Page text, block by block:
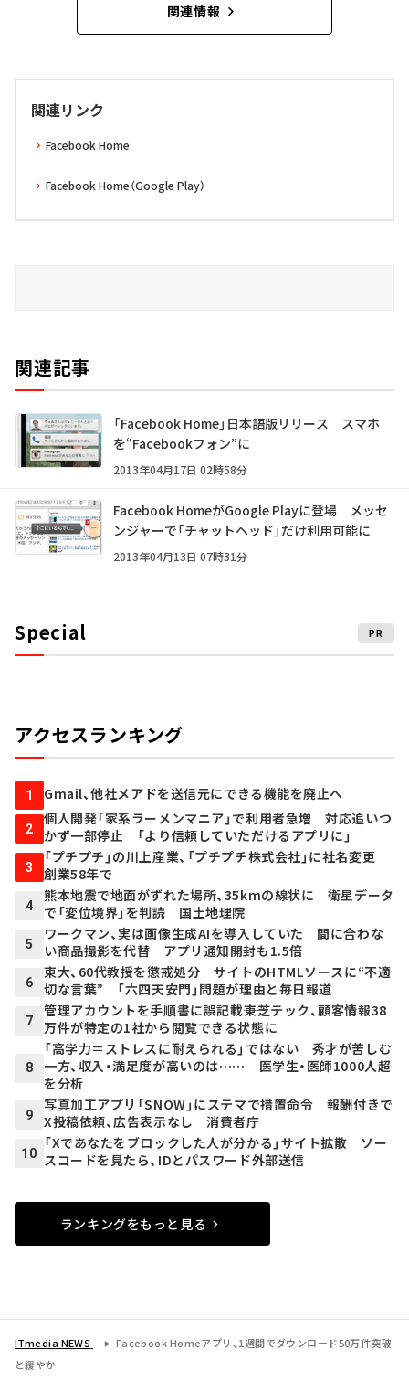
関連情報
関連リンク
Facebook Home
Facebook Home（Google Play）
関連記事
「Facebook Home」日本語版リリース スマホ
を“Facebookフォン”に
2013年04月17日 02時58分
Facebook HomeがGoogle Playに登場 メッセ
ンジャーで「チャットヘッド」だけ利用可能に
2013年04月13日 07時31分
Special PR
アクセスランキング
1 Gmail、他社メアドを送信元にできる機能を廃止へ
2
個人開発「家系ラーメンマニア」で利用者急増 対応追いつ
かず一部停止 「より信頼していただけるアプリに」
3
「プチプチ」の川上産業、「プチプチ株式会社」に社名変更
創業58年で
4
熊本地震で地面がずれた場所、35kmの線状に 衛星データ
で「変位境界」を判読 国土地理院
5
ワークマン、実は画像生成AIを導入していた 間に合わな
い商品撮影を代替 アプリ通知開封も1.5倍
6
東大、60代教授を懲戒処分 サイトのHTMLソースに“不適
切な言葉” 「六四天安門」問題が理由と毎日報道
7
管理アカウントを手順書に誤記載――東芝テック、顧客情報38
万件が特定の1社から閲覧できる状態に
8
「高学力＝ストレスに耐えられる」ではない 秀才が苦しむ
一方、収入・満足度が高いのは…… 医学生・医師1000人超
を分析
9
写真加工アプリ「SNOW」にステマで措置命令 報酬付きで
X投稿依頼、広告表示なし 消費者庁
10
「Xであなたをブロックした人が分かる」サイト拡散 ソー
スコードを見たら、IDとパスワード外部送信
ランキングをもっと見る
ITmedia NEWS
Facebook Homeアプリ、1週間でダウンロード50万件突破
と緩やか